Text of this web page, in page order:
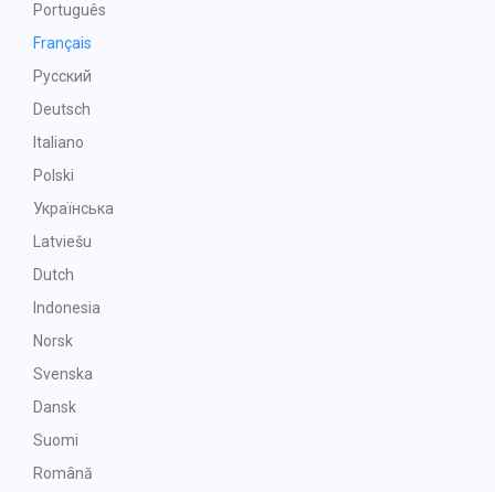
Português
Français
Русский
Deutsch
Italiano
Polski
Українська
Latviešu
Dutch
Indonesia
Norsk
Svenska
Dansk
Suomi
Română